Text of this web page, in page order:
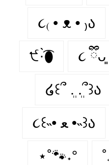
૮₍ • ᴥ • ₎ა
੯·̀͡⬮ ૮ ྀིᴗ͈
໒꒰՞ ܸ. .ܸ՞꒱ა
૮꒰˵• ﻌ •˵꒱ა
⋆˚🐾˖°